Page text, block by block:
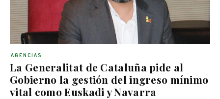
La Generalitat de Cataluña pide al
Gobierno la gestión del ingreso mínimo
vital como Euskadi y Navarra
AGENCIAS